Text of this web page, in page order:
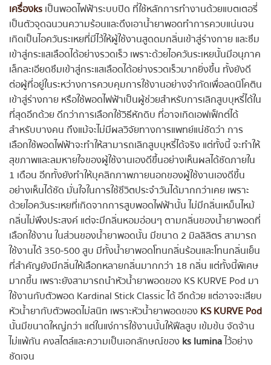
เครื่องksเป็นพอดไฟฟ้าระบบปิด ที่ใช้หลักการทำงานด้วยแบตเตอรี่
เป็นตัวจุดฉนวนความร้อนและดึงเอาน้ำยาพอดทำการควบแน่นจน
เกิดเป็นไอควันระเหยที่มีไว้ให้ผู้ใช้งานสูดดมกลิ่นเข้าสู่ร่างกาย และซึม
เข้าสู่กระแสเลือดได้อย่างรวดเร็ว เพราะด้วยไอควันระเหยนั้นมีอนุภาค
เล็กละเอียดซึมเข้าสู่กระแสเลือดได้อย่างรวดเร็วมากยิ่งขึ้น ทั้งยังดี
ต่อผู้ที่อยู่ในระหว่างการควบคุมการใช้งานอย่างจำกัดเพื่อลดนิโคติน
เข้าสู่ร่างกาย หรือใช้พอดไฟฟ้าเป็นผู้ช่วยสำหรับการเลิกสูบบุหรี่ได้ใน
ที่สุดอีกด้วย ดีกว่าการเลือกใช้วิธีหักดิบ ที่อาจเกิดเอฟเฟ็กต์ได้
สำหรับบางคน ถึงแม้จะไม่มีผลวิจัยทางการแพทย์แน่ชัดว่า การ
เลือกใช้พอดไฟฟ้าจะทำให้สามารถเลิกสูบบุหรี่ได้จริง แต่ทั้งนี้ จะทำให้
สุขภาพและลมหายใจของผู้ใช้งานเองดีขึ้นอย่างเห็นผลได้ชัดภายใน
1 เดือน อีกทั้งยังทำให้บุคลิกภาพภายนอกของผู้ใช้งานเองดีขึ้น
อย่างเห็นได้ชัด มั่นใจในการใช้ชีวิตประจำวันได้มากกว่าเคย เพราะ
ด้วยไอควันระเหยที่เกิดจากการสูบพอดไฟฟ้านั้น ไม่มีกลิ่นเหม็นไหม้
กลิ่นไม่พึงประสงค์ แต่จะมีกลิ่นหอมอ่อนๆ ตามกลิ่นของน้ำยาพอดที่
เลือกใช้งาน ในส่วนของน้ำยาพอดนั้น มีขนาด 2 มิลลิลิตร สามารถ
ใช้งานได้ 350-500 สูบ มีทั้งน้ำยาพอดโทนกลิ่นร้อนและโทนกลิ่นเย็น
ที่สำคัญยังมีกลิ่นให้เลือกหลายกลิ่นมากกว่า 18 กลิ่น แต่ทั้งนี้พิเศษ
มากขึ้น เพราะยังสามารถนำหัวน้ำยาพอดของ KS KURVE Pod มา
ใช้งานกับตัวพอด Kardinal Stick Classic ได้ อีกด้วย แต่อาจจะเสียบ
หัวน้ำยากับตัวพอดไม่สนิท เพราะหัวน้ำยาพอดของKS KURVE Pod
นั้นมีขนาดใหญ่กว่า แต่ในแง่การใช้งานนั้นให้ฟีลสูบ เข้มข้น จัดจ้าน
ไม่แพ้กัน คงสไตล์และความเป็นเอกลักษณ์ของks luminaไว้อย่าง
ชัดเจน